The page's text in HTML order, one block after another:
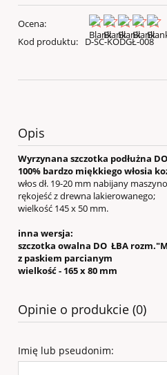
Ocena:
Kod produktu:
D-SC-KODGŁ-008
Opis
Wyrzynana szczotka podłużna
100% bardzo miękkiego włosia
włos dł. 19-20 mm nabijany
rękojeść z drewna lakierowanego;
wielkość 145 x 50 mm.
inna wersja:
szczotka owalna DO ŁBA
z paskiem parcianym
wielkość - 165 x 80 mm
Opinie o produkcie (0)
Imię lub pseudonim: